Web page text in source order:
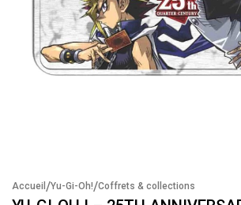
Accueil /Yu-Gi-Oh!/Coffrets & collections